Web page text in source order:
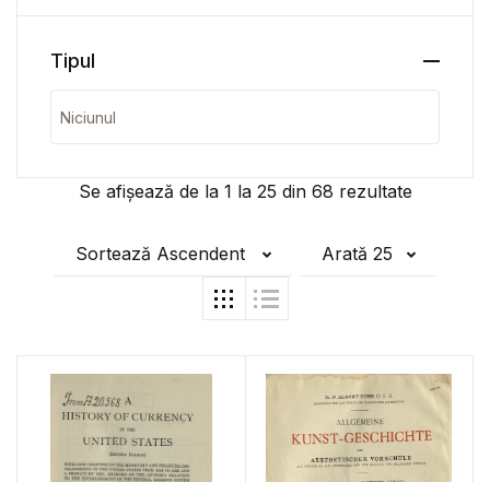
Se afișează de la 1 la 25 din 68 rezultate
Sortează Ascendent Arată 25
Tipul